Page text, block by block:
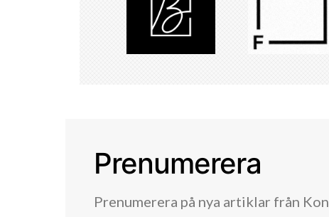
Prenumerera
Prenumerera på nya artiklar från